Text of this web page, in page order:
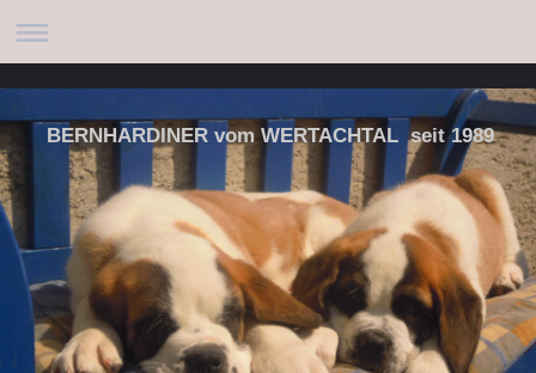
BERNHARDINER vom WERTACHTAL seit 1989